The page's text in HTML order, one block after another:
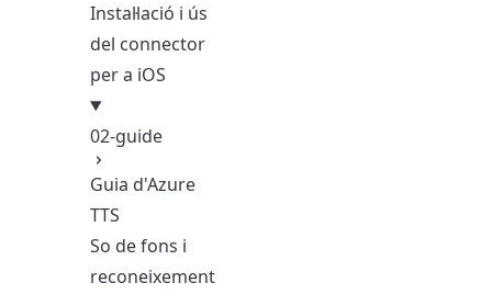
Instal·lació i ús
del connector
per a iOS
02-guide
Guia d'Azure
TTS
So de fons i
reconeixement